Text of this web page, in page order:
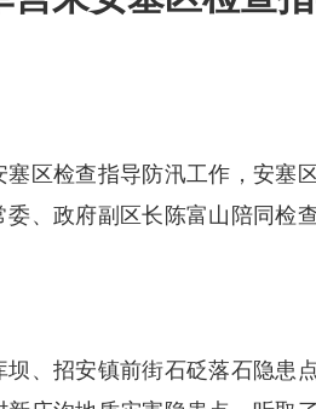
区检查指导防汛工作，安塞
、政府副区长陈富山陪同检
、招安镇前街石砭落石隐患